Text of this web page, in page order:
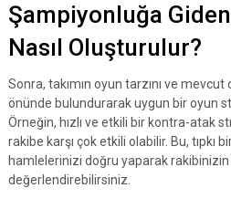
Şampiyonluğa
Nasıl Oluşturulur?
Sonra, takımın oyun tarzını ve
önünde bulundurarak uygun bir oyun
Örneğin, hızlı ve etkili bir kontra-atak
rakibe karşı çok etkili olabilir. Bu, tıpkı
hamlelerinizi doğru yaparak rakibinizin
değerlendirebilirsiniz.